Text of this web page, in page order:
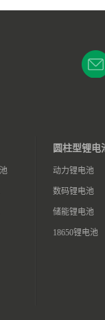
圆柱型锂电
动力锂电池
数码锂电池
储能锂电池
18650锂电池